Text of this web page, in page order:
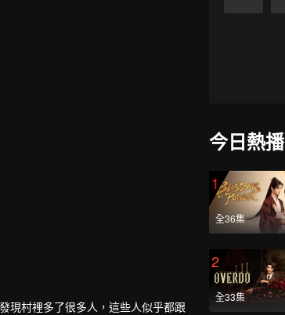
現村裡多了很多人，這些人似乎都跟
今日熱播
1
全36集
2
全33集